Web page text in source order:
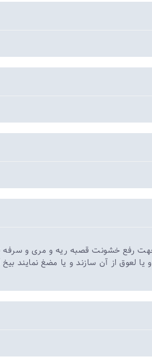
جهت رفع خشونت قصبه ریه و مری و
لعوق از آن سازند و یا مضغ نمایند